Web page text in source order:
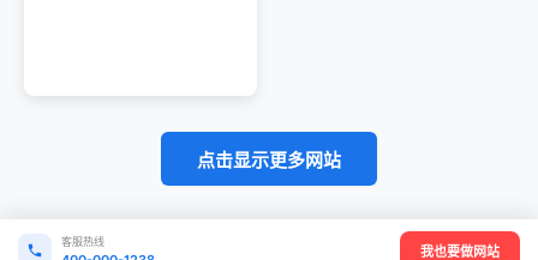
点击显示更多网站
客服热线
我也要做网站